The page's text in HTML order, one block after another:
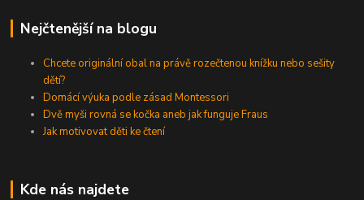
Nejčtenější na blogu
Chcete originální obal na právě rozečtenou knížku nebo sešity
dětí?
Domácí výuka podle zásad Montessori
Dvě myši rovná se kočka aneb jak funguje Fraus
Jak motivovat děti ke čtení
Kde nás najdete